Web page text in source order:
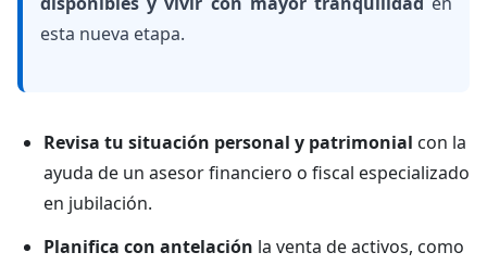
esta nueva etapa.
Revisa tu situación personal y patrimonial con la
ayuda de un asesor financiero o fiscal especializado
en jubilación.
Planifica con antelación la venta de activos, como